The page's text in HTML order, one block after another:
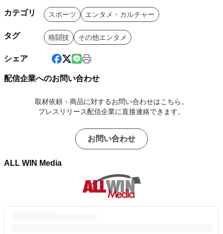
カテゴリ スポーツ エンタメ・カルチャー
タグ 格闘技 その他エンタメ
シェア
配信企業へのお問い合わせ
取材依頼・商品に対するお問い合わせはこちら。
プレスリリース配信企業に直接連絡できます。
お問い合わせ
ALL WIN Media